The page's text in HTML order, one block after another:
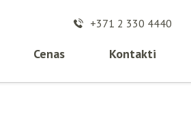
+371 2 330 4440
Cenas Kontakti